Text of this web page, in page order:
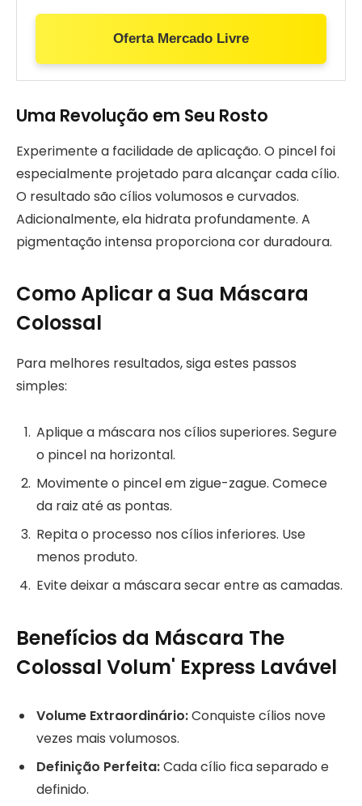
Oferta Mercado Livre
Uma Revolução em Seu Rosto
Experimente a facilidade de aplicação. O pincel foi
especialmente projetado para alcançar cada cílio.
O resultado são cílios volumosos e curvados.
Adicionalmente, ela hidrata profundamente. A
pigmentação intensa proporciona cor duradoura.
Como Aplicar a Sua Máscara
Colossal
Para melhores resultados, siga estes passos
simples:
Aplique a máscara nos cílios superiores. Segure
o pincel na horizontal.
Movimente o pincel em zigue-zague. Comece
da raiz até as pontas.
Repita o processo nos cílios inferiores. Use
menos produto.
Evite deixar a máscara secar entre as camadas.
Benefícios da Máscara The
Colossal Volum' Express Lavável
Volume Extraordinário:Conquiste cílios nove
vezes mais volumosos.
Definição Perfeita:Cada cílio fica separado e
definido.